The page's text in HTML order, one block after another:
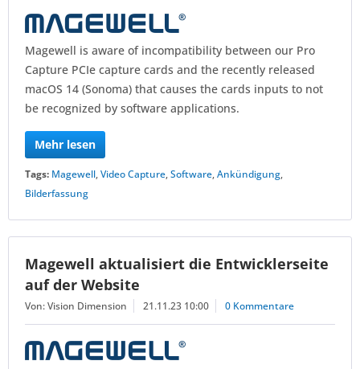
Magewell is aware of incompatibility between our Pro
Capture PCIe capture cards and the recently released
macOS 14 (Sonoma) that causes the cards inputs to not
be recognized by software applications.
Mehr lesen
Tags: Magewell,Video Capture,Software,Ankündigung,
Bilderfassung
Magewell aktualisiert die Entwicklerseite
auf der Website
Von: Vision Dimension 21.11.23 10:00 0 Kommentare